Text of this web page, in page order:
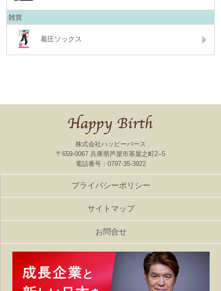
雑貨
着圧ソックス
株式会社ハッピーバース
〒659-0067 兵庫県芦屋市茶屋之町2--5
電話番号：0797-35-3922
プライバシーポリシー
サイトマップ
お問合せ